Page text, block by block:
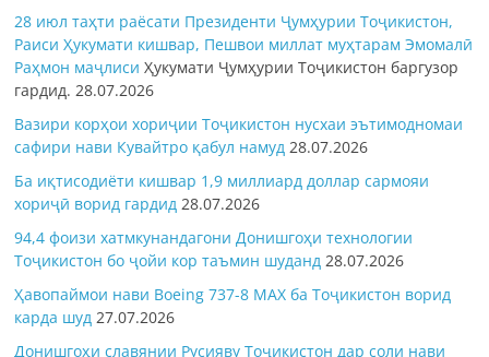
28 июл таҳти раёсати Президенти Ҷумҳурии Тоҷикистон,
Раиси Ҳукумати кишвар, Пешвои миллат муҳтарам Эмомалӣ
Раҳмон маҷлисиҲукумати Ҷумҳурии Тоҷикистон баргузор
гардид.28.07.2026
Вазири корҳои хориҷии Тоҷикистон нусхаи эътимодномаи
сафири нави Кувайтро қабул намуд 28.07.2026
Ба иқтисодиёти кишвар 1,9 миллиард доллар сармояи
хориҷӣ ворид гардид 28.07.2026
94,4 фоизи хатмкунандагони Донишгоҳи технологии
Тоҷикистон бо ҷойи кор таъмин шуданд 28.07.2026
Ҳавопаймои нави Boeing 737-8 MAX ба Тоҷикистон ворид
карда шуд 27.07.2026
Донишгоҳи славянии Русияву Тоҷикистон дар соли нави